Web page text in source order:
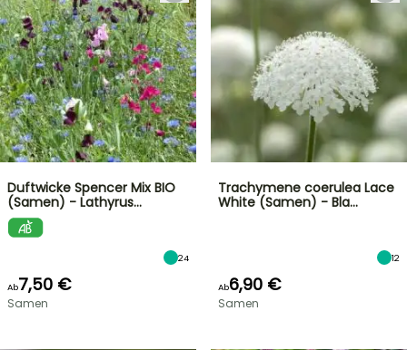
Duftwicke Spencer Mix BIO
(Samen) - Lathyrus…
24
Ab7,50 €
Samen
Trachymene coerulea Lace
White (Samen) - Bla…
12
Ab6,90 €
Samen